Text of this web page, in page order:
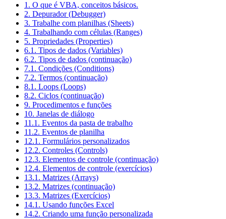
1. O que é VBA, conceitos básicos.
2. Depurador (Debugger)
3. Trabalhe com planilhas (Sheets)
4. Trabalhando com células (Ranges)
5. Propriedades (Properties)
6.1. Tipos de dados (Variables)
6.2. Tipos de dados (continuação)
7.1. Condições (Conditions)
7.2. Termos (continuação)
8.1. Loops (Loops)
8.2. Ciclos (continuação)
9. Procedimentos e funções
10. Janelas de diálogo
11.1. Eventos da pasta de trabalho
11.2. Eventos de planilha
12.1. Formulários personalizados
12.2. Controles (Controls)
12.3. Elementos de controle (continuação)
12.4. Elementos de controle (exercícios)
13.1. Matrizes (Arrays)
13.2. Matrizes (continuação)
13.3. Matrizes (Exercícios)
14.1. Usando funções Excel
14.2. Criando uma função personalizada